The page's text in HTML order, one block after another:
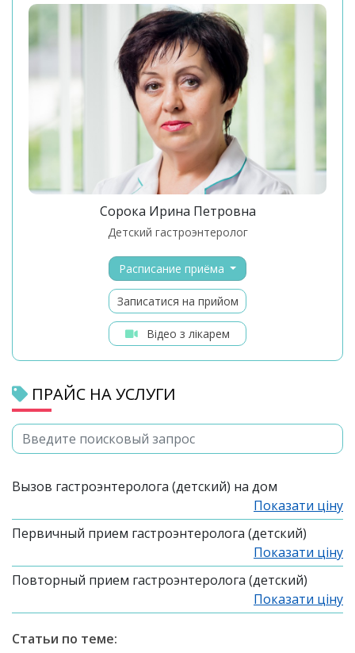
Сорока Ирина Петровна
детский гастроэнтеролог
Расписание приёма
Записатися на прийом
Відео з лікарем
ПРАЙС НА УСЛУГИ
Вызов гастроэнтеролога (детский) на дом
Показати ціну
Первичный прием гастроэнтеролога (детский)
Показати ціну
Повторный прием гастроэнтеролога (детский)
Показати ціну
Статьи по теме: